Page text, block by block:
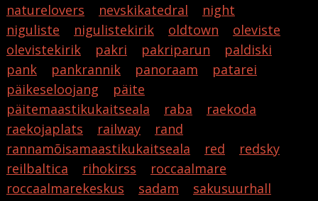
naturelovers
nevskikatedral
night
niguliste
nigulistekirik oldtown
oleviste
olevistekirik
pakri pakriparun
paldiski
pank
pankrannik panoraam
patarei
päikeseloojang
päite
päitemaastikukaitseala
raba
raekoda
raekojaplats
railway
rand
rannamõisamaastikukaitseala
red
redsky
reilbaltica
rihokirss
roccaalmare
roccaalmarekeskus
sadam
sakusuurhall